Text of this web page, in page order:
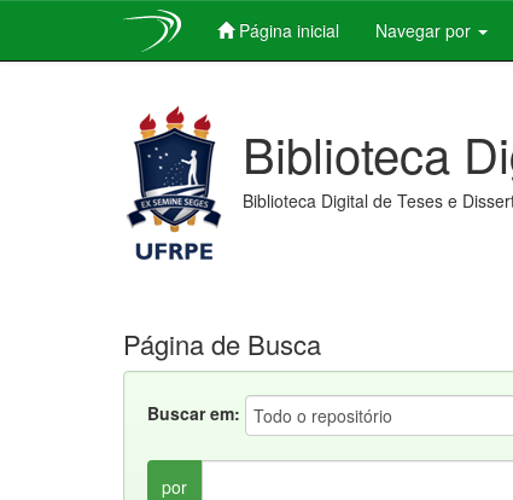
Página inicial Navegar por
Biblioteca
Biblioteca Digital de Teses e
Página de Busca
Buscar em:
por